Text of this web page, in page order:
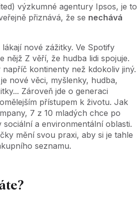
výzkumné agentury Ipsos, je to
přiznává, že se nechává
nové zážitky. Ve Spotify
nějž Z věří, že hudba lidi spojuje.
kontinenty než kdokoliv jiný.
nové věci, myšlenky, hudba,
Zároveň jde o generaci
přístupem k životu. Jak
7 z 10 mladých chce po
a environmentální oblasti.
mění svou praxi, aby si je tahle
seznamu.